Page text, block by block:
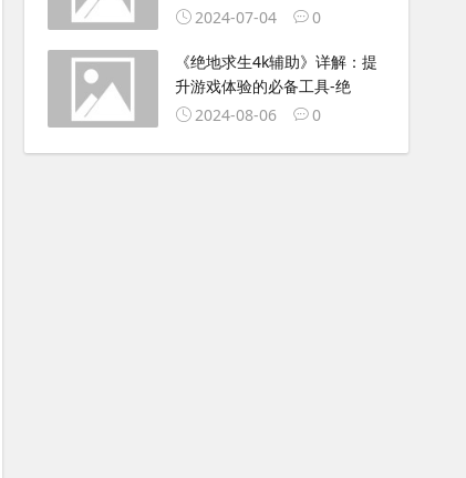
2024-07-04
0
《绝地求生4k辅助》详解：提
升游戏体验的必备工具-绝
2024-08-06
0